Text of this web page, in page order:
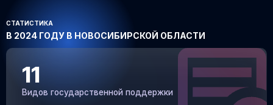
СТАТИСТИКА
В 2024 ГОДУ В НОВОСИБИРСКОЙ ОБЛАСТИ
11
Видов государственной поддержки